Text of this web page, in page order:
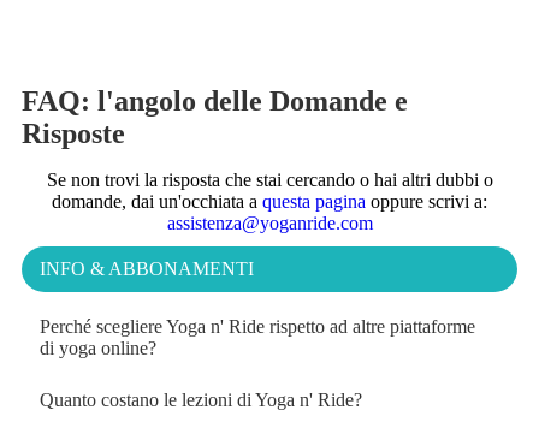
FAQ: l'angolo delle Domande e
Risposte
Se non trovi la risposta che stai cercando o hai altri dubbi o
domande, dai un'occhiata a questa pagina oppure scrivi a:
assistenza@yoganride.com
INFO & ABBONAMENTI
Perché scegliere Yoga n' Ride rispetto ad altre piattaforme
di yoga online?
Quanto costano le lezioni di Yoga n' Ride?